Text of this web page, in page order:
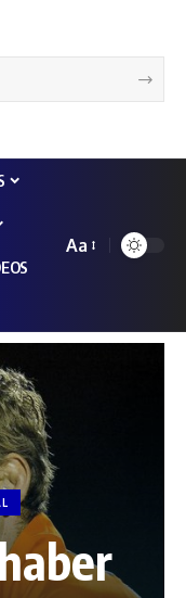
Aa